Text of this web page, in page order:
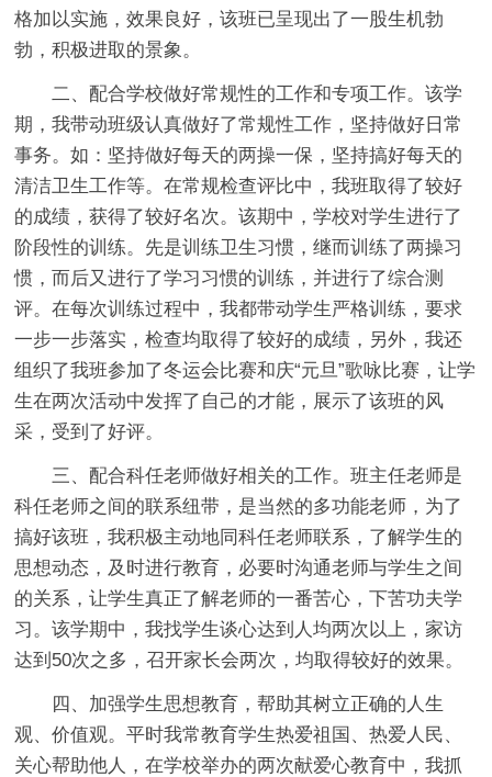
格加以实施，效果良好，该班已呈现出了一股生机勃
勃，积极进取的景象。
二、配合学校做好常规性的工作和专项工作。该学
期，我带动班级认真做好了常规性工作，坚持做好日常
事务。如：坚持做好每天的两操一保，坚持搞好每天的
清洁卫生工作等。在常规检查评比中，我班取得了较好
的成绩，获得了较好名次。该期中，学校对学生进行了
阶段性的训练。先是训练卫生习惯，继而训练了两操习
惯，而后又进行了学习习惯的训练，并进行了综合测
评。在每次训练过程中，我都带动学生严格训练，要求
一步一步落实，检查均取得了较好的成绩，另外，我还
组织了我班参加了冬运会比赛和庆“元旦”歌咏比赛，让学
生在两次活动中发挥了自己的才能，展示了该班的风
采，受到了好评。
三、配合科任老师做好相关的工作。班主任老师是
科任老师之间的联系纽带，是当然的多功能老师，为了
搞好该班，我积极主动地同科任老师联系，了解学生的
思想动态，及时进行教育，必要时沟通老师与学生之间
的关系，让学生真正了解老师的一番苦心，下苦功夫学
习。该学期中，我找学生谈心达到人均两次以上，家访
达到50次之多，召开家长会两次，均取得较好的效果。
四、加强学生思想教育，帮助其树立正确的人生
观、价值观。平时我常教育学生热爱祖国、热爱人民、
关心帮助他人，在学校举办的两次献爱心教育中，我抓